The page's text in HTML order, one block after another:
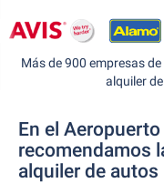
Más de 900 empresas
alquiler
En el
recomendamos
alquiler de autos